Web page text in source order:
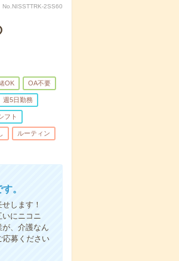
No.NISSTTRK-2SS60
OK OA不要
週5日勤務
フト
ルーティン
。
します！
いにニコニ
、介護なん
応募ください